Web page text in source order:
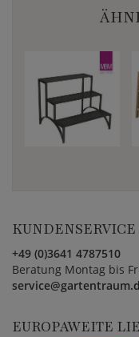
KUNDENSERVICE
+49 (0)3641 4787510
Beratung Montag bis
EUROPAWEITE